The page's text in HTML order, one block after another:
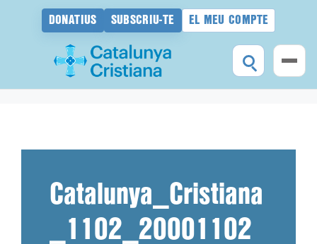
DONATIUS SUBSCRIU-TE EL MEU COMPTE
Catalunya_Cristiana
_1102_20001102